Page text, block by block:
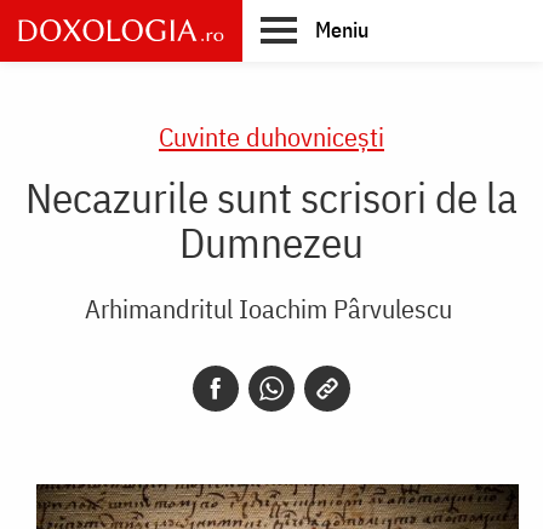
Skip
to
main
Meniu
Cuvinte duhovnicești
Necazurile sunt scrisori de la
Dumnezeu
Arhimandritul Ioachim Pârvulescu